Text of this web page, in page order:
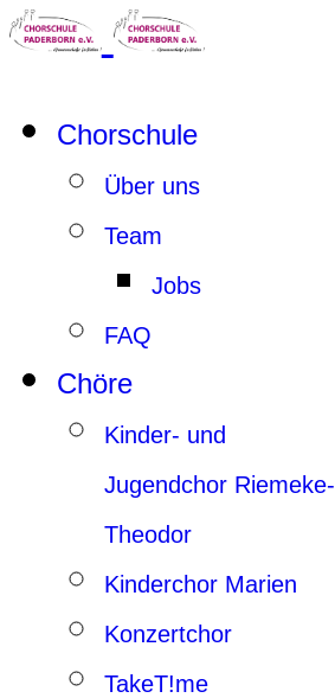
Chorschule
Über uns
Team
Jobs
FAQ
Chöre
Kinder- und
Jugendchor Riemeke-
Theodor
Kinderchor Marien
Konzertchor
TakeT!me